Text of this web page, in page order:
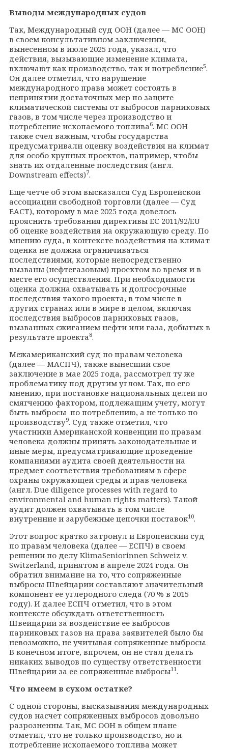
Выводы международных судов
Так, Международный суд ООН (далее — МС ООН)
в своем консультативном заключении,
вынесенном в июле 2025 года, указал, что
действия, вызывающие изменение климата,
включают как производство, так и потребление5.
Он далее отметил, что нарушение
международного права может состоять в
непринятии достаточных мер по защите
климатической системы от выбросов парниковых
газов, в том числе через производство и
потребление ископаемого топлива 6. МС ООН
также счел важным, чтобы государства
предусматривали оценку воздействия на климат
для особо крупных проектов, например, чтобы
знать их отдаленные последствия (англ.
Downstream effects)7.
Еще четче об этом высказался Суд Европейской
ассоциации свободной торговли (далее — Суд
ЕАСТ), которому в мае 2025 года довелось
прояснить требования директивы ЕС 2011/92/EU
об оценке воздействия на окружающую среду. По
мнению суда, в контексте воздействия на климат
оценка не должна ограничиваться
последствиями, которые непосредственно
вызваны (нефтегазовым) проектом во время и в
месте его осуществления. При необходимости
оценка должна охватывать и долгосрочные
последствия такого проекта, в том числе в
других странах или в мире в целом, включая
последствия выбросов парниковых газов,
вызванных сжиганием нефти или газа, добытых в
результате проекта 8.
Межамериканский суд по правам человека
(далее — МАСПЧ), также вынесший свое
заключение в мае 2025 года, рассмотрел ту же
проблематику под другим углом. Так, по его
мнению, при постановке национальных целей по
смягчению фактором, подлежащим учету, могут
быть выбросы по потреблению, а не только по
производству9. Суд также отметил, что
участники Американской конвенции по правам
человека должны принять законодательные и
иные меры, предусматривающие проведение
компаниями аудита своей деятельности на
предмет соответствия требованиям в сфере
охраны окружающей среды и прав человека
(англ. Due diligence processes with regard to
environmental and human rights matters). Такой
аудит должен охватывать в том числе
внутренние и зарубежные цепочки поставок10.
Этот вопрос кратко затронул и Европейский суд
по правам человека (далее — ЕСПЧ) в своем
решении по делу KlimaSeniorinnen Schweiz v.
Switzerland, принятом в апреле 2024 года. Он
обратил внимание на то, что сопряженные
выбросы Швейцарии составляют значительный
компонент ее углеродного следа (70 % в 2015
году). И далее ЕСПЧ отметил, что в этом
контексте обсуждать ответственность
Швейцарии за воздействие ее выбросов
парниковых газов на права заявителей было бы
невозможно, не учитывая сопряженные выбросы.
В конечном итоге, впрочем, он не стал делать
никаких выводов по существу ответственности
Швейцарии за ее сопряженные выбросы11.
Что имеем в сухом остатке?
С одной стороны, высказывания международных
судов насчет сопряженных выбросов довольно
разрозненны. Так, МС ООН в общем плане
отметил, что не только производство, но и
потребление ископаемого топлива может